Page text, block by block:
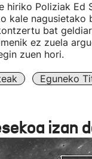
hiriko Poliziak Ed
kale nagusietako
bat
ez zuela
zuen hori.
Eguneko
izan